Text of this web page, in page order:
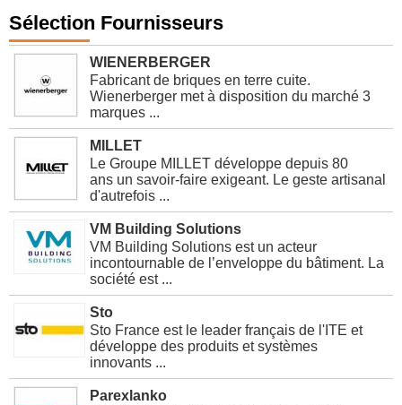
Sélection Fournisseurs
WIENERBERGER
Fabricant de briques en terre cuite.
Wienerberger met à disposition du marché 3
marques ...
MILLET
Le Groupe MILLET développe depuis 80
ans un savoir-faire exigeant. Le geste artisanal
d'autrefois ...
VM Building Solutions
VM Building Solutions est un acteur
incontournable de l’enveloppe du bâtiment. La
société est ...
Sto
Sto France est le leader français de l'ITE et
développe des produits et systèmes
innovants ...
Parexlanko